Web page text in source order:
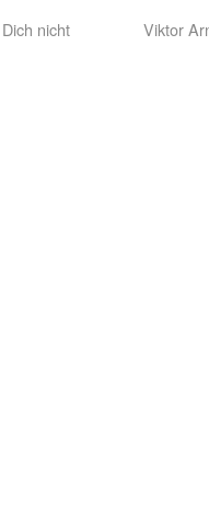
nicht Viktor